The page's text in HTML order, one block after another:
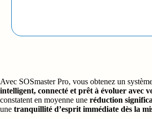
Avec SOSmaster Pro, vous obtenez un
intelligent, connecté et prêt à évoluer avec
constatent en moyenne une réduction
une tranquillité d’esprit immédiate dès la